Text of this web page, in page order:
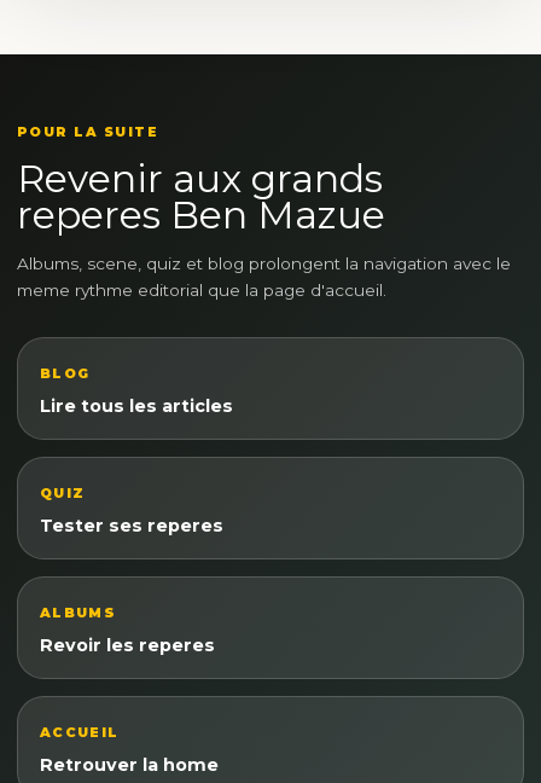
POUR LA SUITE
Revenir aux grands
reperes Ben Mazue
Albums, scene, quiz et blog prolongent la navigation avec le
meme rythme editorial que la page d'accueil.
BLOG
Lire tous les articles
QUIZ
Tester ses reperes
ALBUMS
Revoir les reperes
ACCUEIL
Retrouver la home